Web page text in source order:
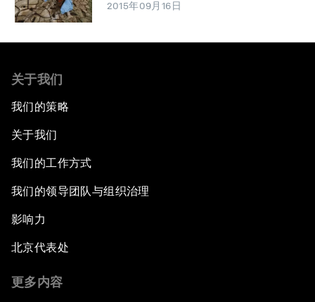
2015年09月16日
关于我们
我们的策略
关于我们
我们的工作方式
我们的领导团队与组织治理
影响力
北京代表处
更多内容